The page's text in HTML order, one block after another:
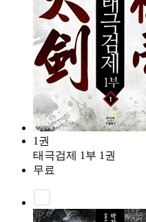
1권
태극검제 1부 1권
무료